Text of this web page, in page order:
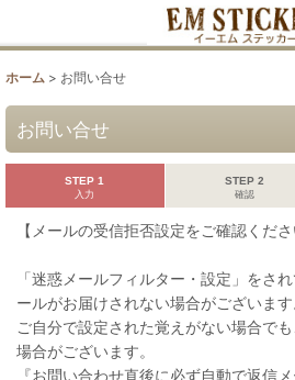
ホーム > お問い合せ
お問い合せ
STEP 1
入力
STEP 2
確認
【メールの受信拒否設定をご確認くださ
「迷惑メールフィルター・設定」をさ
ールがお届けされない場合がございます
ご自分で設定された覚えがない場合で
場合がございます。
『お問い合わせ直後に必ず自動で返信